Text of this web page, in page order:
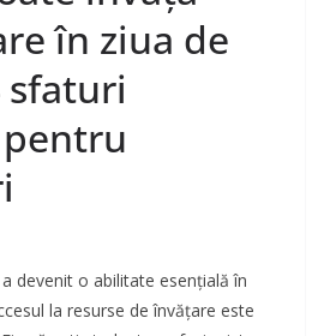
în ziua de
sfaturi
devenit o abilitate esențială în
la resurse de învățare este